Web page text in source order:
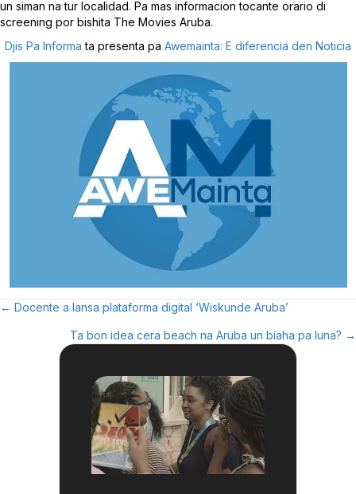
un siman na tur localidad. Pa mas informacion tocante orario di
screening por bishita The Movies Aruba.
Djis Pa Informata presenta pa Awemainta: E diferencia den Noticia
Posts
Navigation
← Docente a lansa plataforma digital ‘Wiskunde Aruba’
Ta bon idea cera beach na Aruba un biaha pa luna? →